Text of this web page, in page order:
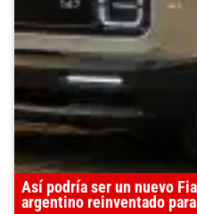
Así podría ser un nuevo
argentino reinventado